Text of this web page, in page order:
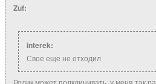
Zuf:
interek:
Свое еще не отходил
Ролик может подклинивать, у меня так